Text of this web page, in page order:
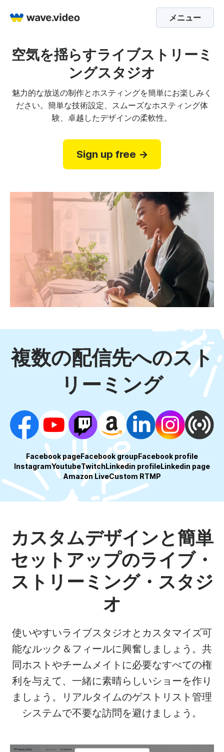
メニュー
空気を揺らすライブストリーミ
ングスタジオ
魅力的な放送の制作とホスティングを簡単にお楽しみく
ださい。簡単な技術設定、スムーズなホスティング体
験、卓越したデザインの柔軟性。
Sign up free →
複数の配信先へのスト
リーミング
Facebook pageFacebook groupFacebook profile
InstagramYoutubeTwitchLinkedin profileLinkedin page
Amazon LiveCustom RTMP
カスタムデザインと簡単
セットアップのライブ・
ストリーミング・スタジ
オ
使いやすいライブスタジオとカスタマイズ可
能なルック＆フィールに興奮しましょう。共
同ホストやチームメイトに必要なすべての権
利を与えて、一緒に素晴らしいショーを作り
ましょう。リアルタイムのゲストリスト管理
システムで不要な訪問を避けましょう。